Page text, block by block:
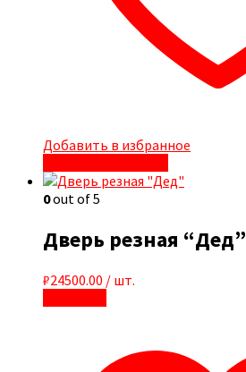
Добавить в избранное
0out of 5
Дверь резная “Дед”
₽24500.00 / шт.